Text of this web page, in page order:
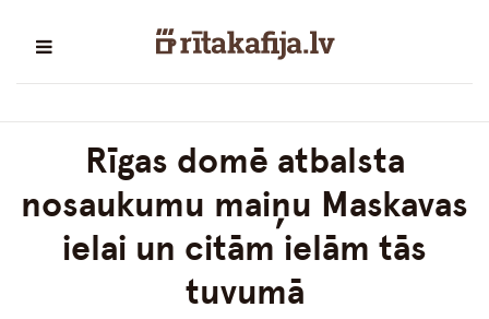
Rīgas domē atbalsta
nosaukumu maiņu Maskavas
ielai un citām ielām tās
tuvumā